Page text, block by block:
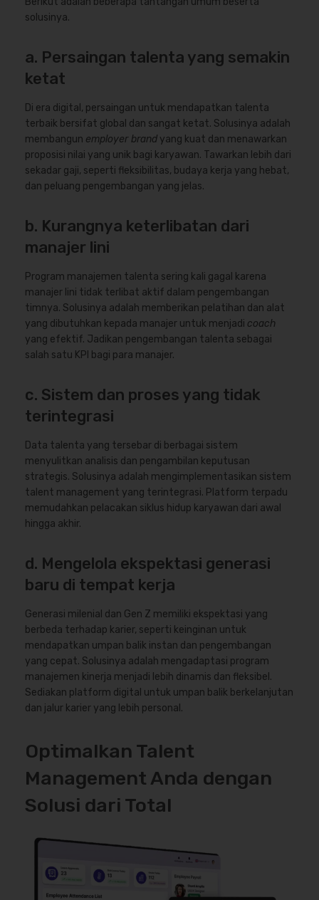
solusinya.
a. Persaingan talenta yang semakin
ketat
Di era digital, persaingan untuk mendapatkan talenta
terbaik bersifat global dan sangat ketat. Solusinya adalah
membangun employer brand yang kuat dan menawarkan
proposisi nilai yang unik bagi karyawan. Tawarkan lebih dari
sekadar gaji, seperti fleksibilitas, budaya kerja yang hebat,
dan peluang pengembangan yang jelas.
b. Kurangnya keterlibatan dari
manajer lini
Program manajemen talenta sering kali gagal karena
manajer lini tidak terlibat aktif dalam pengembangan
timnya. Solusinya adalah memberikan pelatihan dan alat
yang dibutuhkan kepada manajer untuk menjadi coach
yang efektif. Jadikan pengembangan talenta sebagai
salah satu KPI bagi para manajer.
c. Sistem dan proses yang tidak
terintegrasi
Data talenta yang tersebar di berbagai sistem
menyulitkan analisis dan pengambilan keputusan
strategis. Solusinya adalah mengimplementasikan sistem
talent management yang terintegrasi. Platform terpadu
memudahkan pelacakan siklus hidup karyawan dari awal
hingga akhir.
d. Mengelola ekspektasi generasi
baru di tempat kerja
Generasi milenial dan Gen Z memiliki ekspektasi yang
berbeda terhadap karier, seperti keinginan untuk
mendapatkan umpan balik instan dan pengembangan
yang cepat. Solusinya adalah mengadaptasi program
manajemen kinerja menjadi lebih dinamis dan fleksibel.
Sediakan platform digital untuk umpan balik berkelanjutan
dan jalur karier yang lebih personal.
Optimalkan Talent
Management Anda dengan
Solusi dari Total